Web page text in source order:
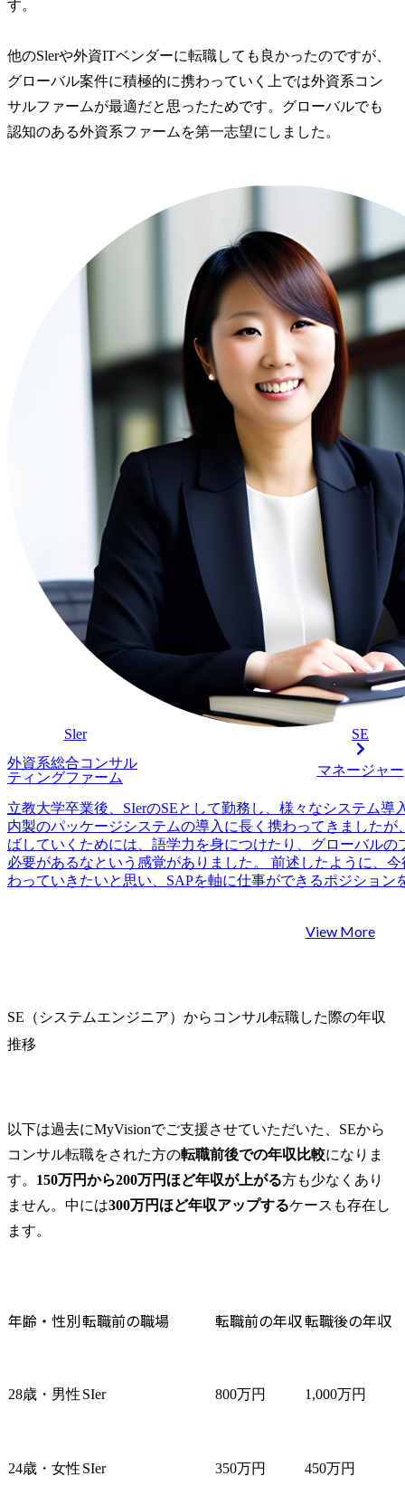
す。
他のSlerや外資ITベンダーに転職しても良かったのですが、
グローバル案件に積極的に携わっていく上では外資系コン
サルファームが最適だと思ったためです。グローバルでも
Sler
SE
外資系総合コンサル
ティングファーム
マネージャー
立教大学卒業後、SIerのSEとして勤務し、様々なシステム導
内製のパッケージシステムの導入に長く携わってきましたが
ばしていくためには、語学力を身につけたり、グローバルの
必要があるなという感覚がありました。 前述したように、
わっていきたいと思い、SAPを軸に仕事ができるポジション
件に積極的に携わっていく上では外資系コンサルティング
かったです。結果的にシニアコンサルタント最上位でオフ
上がり、嬉しい限りです。 SAPのモジュールに対する知識
いたエージェントと比較すると圧倒的に見識がある方だなと
常に高い評価をしていただけましたが、SEとしてのスキル
ントのスキルをしっかりアピールできたのが大きいと思って
指摘されるまでしっかり準備していなかった部分なので、
ったです。 年収が大幅に上がり、グローバル案件にも携わ
ありません。非常に満足行く転職活動でした。 転職前は年
1200万円になりました。300万円も年収があがり、望外の結
にもシニアコンサルタント最上位でオファーをいただき、と
View More
SE（システムエンジニア）からコンサル転職した際の年収
推移
以下は過去にMyVisionでご支援させていただいた、SEから
コンサル転職をされた方の転職前後での年収比較になりま
す。 150万円から200万円ほど年収が上がる方も少なくあり
ません。中には300万円ほど年収アップするケースも存在し
ます。
年齢・性別転職前の職場 転職前の年収転職後の年収
28歳・男性 SIer 800万円 1,000万円
24歳・女性 SIer 350万円 450万円